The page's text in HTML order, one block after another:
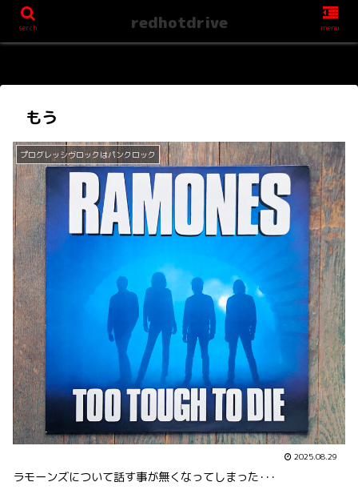
もう
プログレッシヴロックはパンクロック
2025.08.29
ラモーンズについて話す事が無くなってしまった･･･
serch redhotdrive menu